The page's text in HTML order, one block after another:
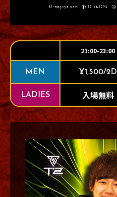
21:00-23:00
MEN ¥1,500/2D
LADIES 入場無料